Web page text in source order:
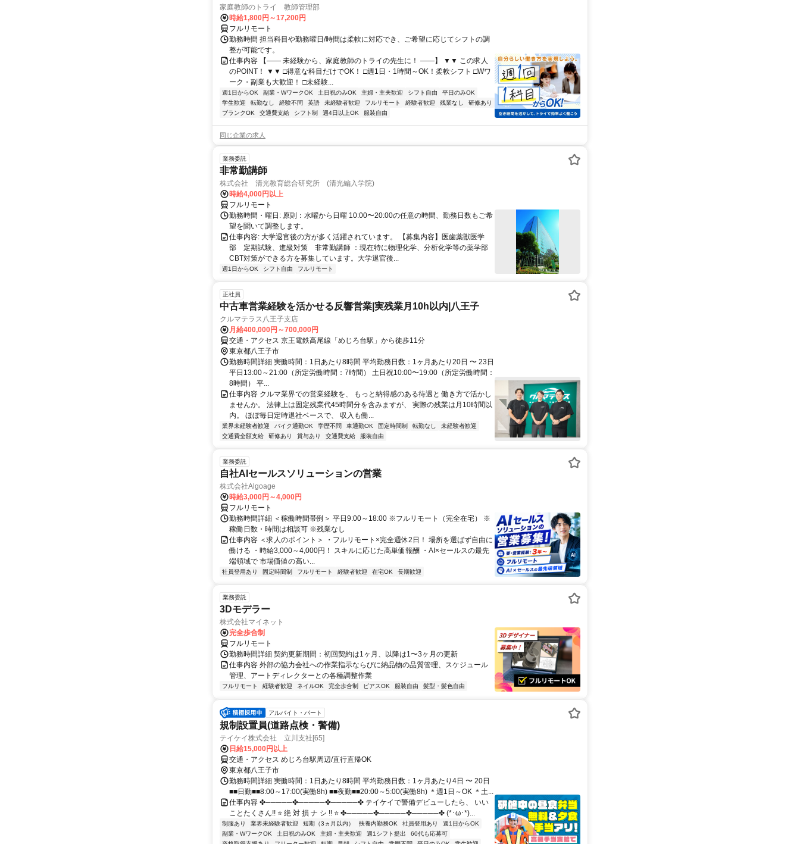
家庭教師のトライ 教師管理部
時給1,800円～17,200円
フルリモート
勤務時間 担当科目や勤務曜日/時間は柔軟に対応でき、ご希望に応じてシフトの調
整が可能です。
仕事内容 【―― 未経験から、家庭教師のトライの先生に！ ――】 ▼▼ この求人
のPOINT！ ▼▼ □得意な科目だけでOK！ □週1日・1時間～OK！柔軟シフト □Wワ
ーク・副業も大歓迎！ □未経験...
週1日からOK 副業・WワークOK 土日祝のみOK 主婦・主夫歓迎 シフト自由
平日のみOK
学生歓迎
転勤なし 経験不問 英語 未経験者歓迎 フルリモート 経験者歓迎 残業なし
研修あり
ブランクOK
交通費支給 シフト制 週4日以上OK 服装自由
同じ企業の求人
業務委託
非常勤講師
株式会社 清光教育総合研究所 (清光編入学院)
時給4,000円以上
フルリモート
勤務時間・曜日: 原則：水曜から日曜 10:00〜20:00の任意の時間、勤務日数もご希
望を聞いて調整します。
仕事内容: 大学退官後の方が多く活躍されています。 【募集内容】医歯薬獣医学
部 定期試験、進級対策 非常勤講師 ：現在特に物理化学、分析化学等の薬学部
CBT対策ができる方を募集しています。大学退官後...
週1日からOK シフト自由 フルリモート
正社員
中古車営業経験を活かせる反響営業|実残業月10h以内|八王子
クルマテラス八王子支店
月給400,000円～700,000円
交通・アクセス 京王電鉄高尾線「めじろ台駅」から徒歩11分
東京都八王子市
勤務時間詳細 実働時間：1日あたり8時間 平均勤務日数：1ヶ月あたり20日 〜 23日
平日13:00～21:00（所定労働時間：7時間） 土日祝10:00〜19:00（所定労働時間：
8時間） 平...
仕事内容 クルマ業界での営業経験を、 もっと納得感のある待遇と 働き方で活かし
ませんか。 法律上は固定残業代45時間分を含みますが、 実際の残業は月10時間以
内。 ほぼ毎日定時退社ベースで、 収入も働...
業界未経験者歓迎 バイク通勤OK 学歴不問 車通勤OK 固定時間制 転勤なし
未経験者歓迎
交通費全額支給
研修あり 賞与あり 交通費支給 服装自由
業務委託
自社AIセールスソリューションの営業
株式会社Algoage
時給3,000円～4,000円
フルリモート
勤務時間詳細 ＜稼働時間帯例＞ 平日9:00～18:00 ※フルリモート（完全在宅） ※
稼働日数・時間は相談可 ※残業なし
仕事内容 ＜求人のポイント＞ ・フルリモート×完全週休2日！ 場所を選ばず自由に
働ける ・時給3,000～4,000円！ スキルに応じた高単価報酬 ・AI×セールスの最先
端領域で 市場価値の高い...
社員登用あり 固定時間制 フルリモート 経験者歓迎 在宅OK 長期歓迎
業務委託
3Dモデラー
株式会社マイネット
完全歩合制
フルリモート
勤務時間詳細 契約更新期間：初回契約は1ヶ月、以降は1〜3ヶ月の更新
仕事内容 外部の協力会社への作業指示ならびに納品物の品質管理、スケジュール
管理、アートディレクターとの各種調整作業
フルリモート 経験者歓迎 ネイルOK 完全歩合制 ピアスOK 服装自由 髪型・髪色自由
アルバイト・パート
規制設置員(道路点検・警備)
テイケイ株式会社 立川支社[65]
日給15,000円以上
交通・アクセス めじろ台駅周辺/直行直帰OK
東京都八王子市
勤務時間詳細 実働時間：1日あたり8時間 平均勤務日数：1ヶ月あたり4日 〜 20日
■■日勤■■8:00～17:00(実働8h) ■■夜勤■■20:00～5:00(実働8h) ＊週1日～OK ＊土...
仕事内容 ✤─────✤─────✤─────✤ テイケイで警備デビューしたら、 いい
ことたくさん!! ⭐ 絶 対 損 ナ シ !! ⭐ ✤─────✤─────✤─────✤ (*･ω･*)...
制服あり 業界未経験者歓迎 短期（3ヵ月以内） 扶養内勤務OK 社員登用あり
週1日からOK
副業・WワークOK
土日祝のみOK 主婦・主夫歓迎 週1シフト提出
60代も応募可